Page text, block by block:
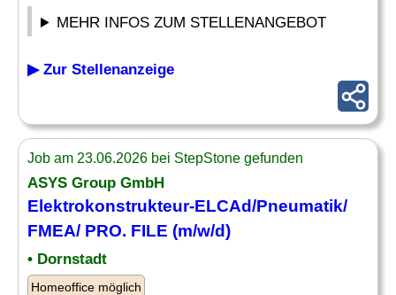
MEHR INFOS ZUM STELLENANGEBOT
▶ Zur Stellenanzeige
Job am 23.06.2026 bei StepStone gefunden
ASYS Group GmbH
Elektrokonstrukteur-ELCAd/Pneumatik/
FMEA/ PRO. FILE (m/w/d)
• Dornstadt
Homeoffice möglich